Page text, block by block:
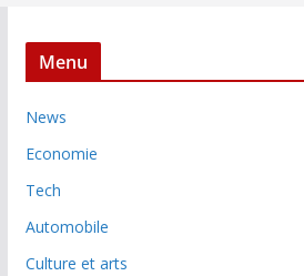
Menu
News
Economie
Tech
Automobile
Culture et arts